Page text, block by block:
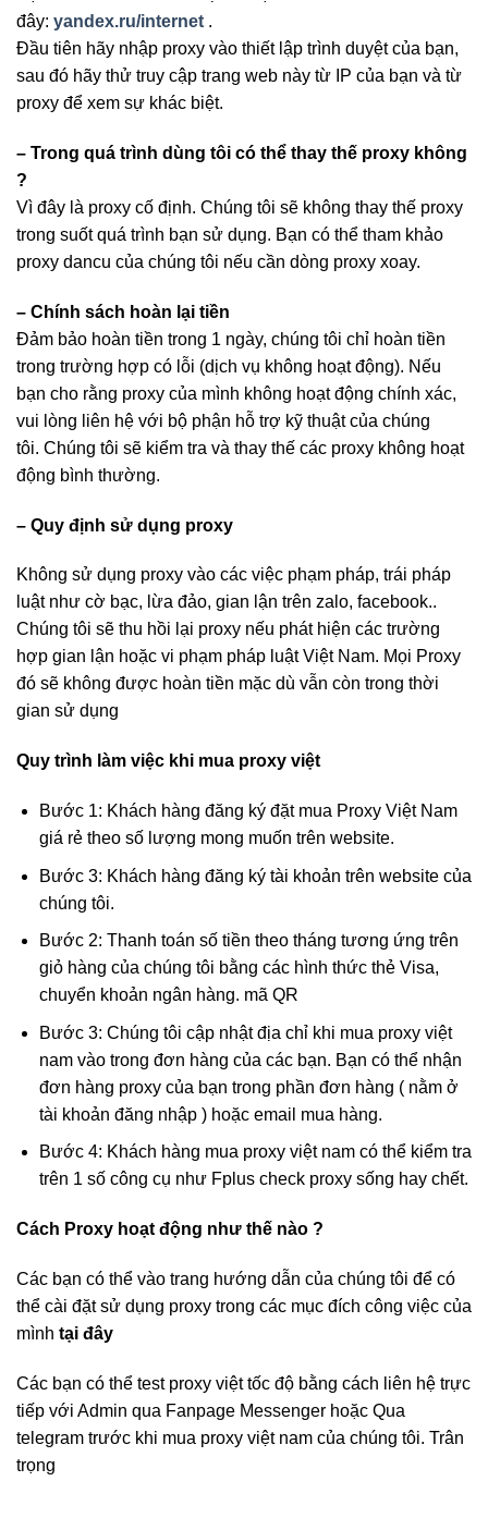
đây: yandex.ru/internet .
Đầu tiên hãy nhập proxy vào thiết lập trình duyệt của bạn,
sau đó hãy thử truy cập trang web này từ IP của bạn và từ
proxy để xem sự khác biệt.
– Trong quá trình dùng tôi có thể thay thế proxy không
?
Vì đây là proxy cố định. Chúng tôi sẽ không thay thế proxy
trong suốt quá trình bạn sử dụng. Bạn có thể tham khảo
proxy dancu của chúng tôi nếu cần dòng proxy xoay.
– Chính sách hoàn lại tiền
Đảm bảo hoàn tiền trong 1 ngày, chúng tôi chỉ hoàn tiền
trong trường hợp có lỗi (dịch vụ không hoạt động). Nếu
bạn cho rằng proxy của mình không hoạt động chính xác,
vui lòng liên hệ với bộ phận hỗ trợ kỹ thuật của chúng
tôi. Chúng tôi sẽ kiểm tra và thay thế các proxy không hoạt
động bình thường.
– Quy định sử dụng proxy
Không sử dụng proxy vào các việc phạm pháp, trái pháp
luật như cờ bạc, lừa đảo, gian lận trên zalo, facebook..
Chúng tôi sẽ thu hồi lại proxy nếu phát hiện các trường
hợp gian lận hoặc vi phạm pháp luật Việt Nam. Mọi Proxy
đó sẽ không được hoàn tiền mặc dù vẫn còn trong thời
gian sử dụng
Quy trình làm việc khi mua proxy việt
Bước 1: Khách hàng đăng ký đặt mua Proxy Việt Nam
giá rẻ theo số lượng mong muốn trên website.
Bước 3: Khách hàng đăng ký tài khoản trên website của
chúng tôi.
Bước 2: Thanh toán số tiền theo tháng tương ứng trên
giỏ hàng của chúng tôi bằng các hình thức thẻ Visa,
chuyển khoản ngân hàng. mã QR
Bước 3: Chúng tôi cập nhật địa chỉ khi mua proxy việt
nam vào trong đơn hàng của các bạn. Bạn có thể nhận
đơn hàng proxy của bạn trong phần đơn hàng ( nằm ở
tài khoản đăng nhập ) hoặc email mua hàng.
Bước 4: Khách hàng mua proxy việt nam có thể kiểm tra
trên 1 số công cụ như Fplus check proxy sống hay chết.
Cách Proxy hoạt động như thế nào ?
Các bạn có thể vào trang hướng dẫn của chúng tôi để có
thể cài đặt sử dụng proxy trong các mục đích công việc của
mình tại đây
Các bạn có thể test proxy việt tốc độ bằng cách liên hệ trực
tiếp với Admin qua Fanpage Messenger hoặc Qua
telegram trước khi mua proxy việt nam của chúng tôi. Trân
trọng